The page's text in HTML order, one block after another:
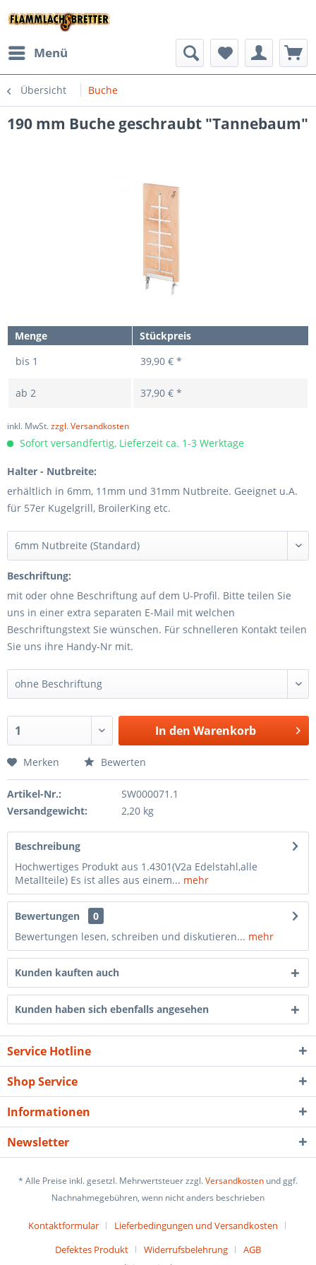
Menü
Übersicht Buche
190 mm Buche geschraubt "Tannebaum"
Menge
Stückpreis
bis 1 39,90 € *
ab 2 37,90 € *
inkl. MwSt.zzgl. Versandkosten
Sofort versandfertig, Lieferzeit ca. 1-3 Werktage
Halter - Nutbreite:
erhältlich in 6mm, 11mm und 31mm Nutbreite. Geeignet u.A.
für 57er Kugelgrill, BroilerKing etc.
Beschriftung:
mit oder ohne Beschriftung auf dem U-Profil. Bitte teilen Sie
uns in einer extra separaten E-Mail mit welchen
Beschriftungstext Sie wünschen. Für schnelleren Kontakt teilen
Sie uns ihre Handy-Nr mit.
In den Warenkorb
Merken Bewerten
Artikel-Nr.:
SW000071.1
Versandgewicht:
2,20 kg
Beschreibung
Hochwertiges Produkt aus 1.4301(V2a Edelstahl,alle
Metallteile) Es ist alles aus einem... mehr
Bewertungen
0
Bewertungen lesen, schreiben und diskutieren... mehr
Kunden kauften auch
Kunden haben sich ebenfalls angesehen
Service Hotline
Shop Service
Informationen
Newsletter
* Alle Preise inkl. gesetzl. Mehrwertsteuer zzgl.Versandkosten und ggf.
Nachnahmegebühren, wenn nicht anders beschrieben
Kontaktformular
Lieferbedingungen und Versandkosten
Defektes Produkt
Widerrufsbelehrung
AGB